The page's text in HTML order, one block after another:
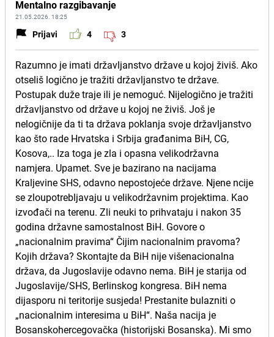
Mentalno razgibavanje
21.05.2026. 18:25
Prijavi 4 3
Razumno je imati državljanstvo države u kojoj živiš. Ako
otseliš logično je tražiti državljanstvo te države.
Postupak duže traje ili je nemoguć. Nijelogično je tražiti
državljanstvo od države u kojoj ne živiš. Još je
nelogičnije da ti ta država poklanja svoje državljanstvo
kao što rade Hrvatska i Srbija građanima BiH, CG,
Kosova,.. Iza toga je zla i opasna velikodržavna
namjera. Upamet. Sve je bazirano na nacijama
Kraljevine SHS, odavno nepostojeće države. Njene ncije
se zloupotrebljavaju u velikodržavnim projektima. Kao
izvođači na terenu. Zli neuki to prihvataju i nakon 35
godina državne samostalnost BiH. Govore o
„nacionalnim pravima“ Čijim nacionalnim pravoma?
Kojih država? Skontajte da BiH nije višenacionalna
država, da Jugoslavije odavno nema. BiH je starija od
Jugoslavije/SHS, Berlinskog kongresa. BiH nema
dijasporu ni teritorije susjeda! Prestanite bulazniti o
„nacionalnim interesima u BiH“. Naša nacija je
Bosanskohercegovačka (historijski Bosanska). Mi smo